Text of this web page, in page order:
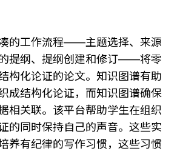
的工作流程——主题选择、来源
提纲、提纲创建和修订——将零
构化论证的论文。知识图谱有助
成结构化论证，而知识图谱确保
相关联。该平台帮助学生在组织
的同时保持自己的声音。这些实
养有纪律的写作习惯，这些习惯